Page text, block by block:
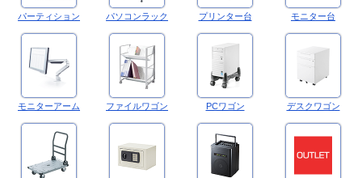
パーティション パソコンラック プリンター台 モニター台
モニターアーム ファイルワゴン PCワゴン デスクワゴン